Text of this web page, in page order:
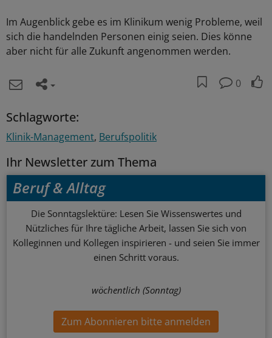
Im Augenblick gebe es im Klinikum wenig Probleme, weil
sich die handelnden Personen einig seien. Dies könne
aber nicht für alle Zukunft angenommen werden.
0
Schlagworte:
Klinik-Management Berufspolitik
Ihr Newsletter zum Thema
Beruf & Alltag
Die Sonntagslektüre: Lesen Sie Wissenswertes und
Nützliches für Ihre tägliche Arbeit, lassen Sie sich von
Kolleginnen und Kollegen inspirieren - und seien Sie immer
einen Schritt voraus.
wöchentlich (Sonntag)
Zum Abonnieren bitte anmelden